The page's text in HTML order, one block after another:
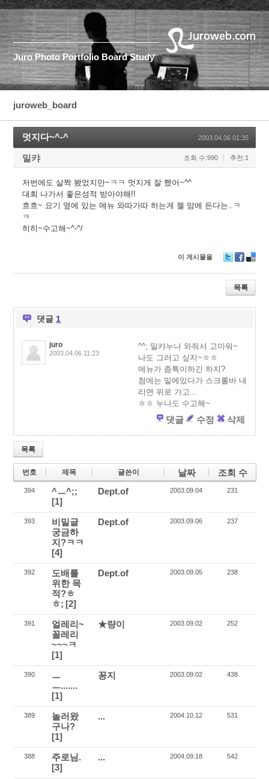
Juro Photo Portfolio Board Study
juroweb_board
멋지다~^-^ 2003.04.06 01:35
밀캬 조회 수:990 추천:1
저번에도 살짝 봤었지만~ㅋㅋ 멋지게 잘 했어~^^
대회 나가서 좋은성적 받아야해!!
흐흐~ 요기 옆에 있는 메뉴 와따가따 하는게 젤 맘에 든다는..ㅋ
ㅋ
히히~수고해~^-^/
이 게시물을
wi
er
ac
e
b
eli
ci
o
목록
댓글 1
juro
2003.04.06 11:23
^^; 밀캬누나 와줘서 고마워~
나도 그러고 싶지~ㅎㅎ
메뉴가 좀특이하긴 하지?
첨에는 밑에있다가 스크롤바 내
리면 위로 가고...
ㅎㅎ 누나도 수고해~
댓글 수정 삭제
목록
번호 제목 글쓴이 날짜 조회 수
394
^ㅡ^;;
[1]
Dept.of 2003.09.04 231
393
비밀글
궁금하
지?ㅋㅋ
[4]
Dept.of 2003.09.06 237
392
도배를
위한 목
적?ㅎ
ㅎ; [2]
Dept.of 2003.09.05 238
391
얼레리~
꼴레리
~~~ㅋ
[1]
★량이 2003.09.02 252
390
ㅡ
ㅡ.......
[1]
꽁지 2003.09.02 438
389
놀러왔
구나?
[1]
... 2004.10.12 531
388
주로님.
[3]
... 2004.09.18 542